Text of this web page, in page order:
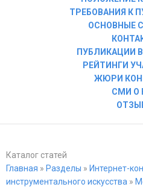
ТРЕБОВАНИЯ К
ОСНОВНЫЕ
ПУБЛИКАЦИИ
РЕЙТИНГИ
ЖЮРИ
СМИ О
Каталог статей
Главная » Разделы » Интернет-
инструментального искусства »